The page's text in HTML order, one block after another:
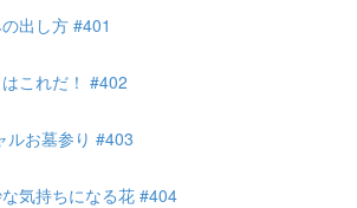
出し方 #401
これだ！ #402
ルお墓参り #403
気持ちになる花 #404